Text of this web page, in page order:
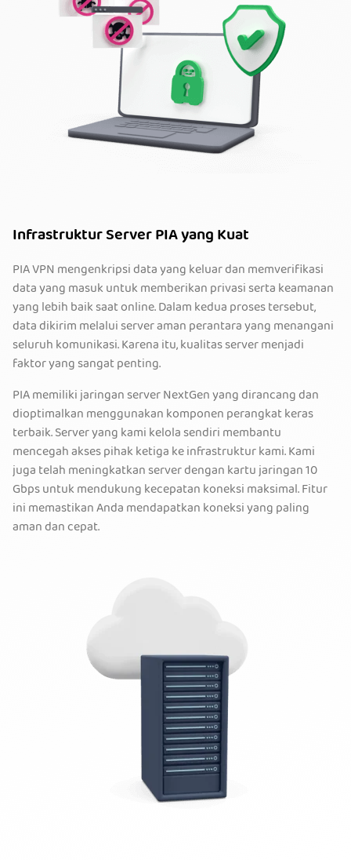
Infrastruktur Server PIA yang Kuat
PIA VPN mengenkripsi data yang keluar dan memverifikasi
data yang masuk untuk memberikan privasi serta keamanan
yang lebih baik saat online. Dalam kedua proses tersebut,
data dikirim melalui server aman perantara yang menangani
seluruh komunikasi. Karena itu, kualitas server menjadi
faktor yang sangat penting.
PIA memiliki jaringan server NextGen yang dirancang dan
dioptimalkan menggunakan komponen perangkat keras
terbaik. Server yang kami kelola sendiri membantu
mencegah akses pihak ketiga ke infrastruktur kami. Kami
juga telah meningkatkan server dengan kartu jaringan 10
Gbps untuk mendukung kecepatan koneksi maksimal. Fitur
ini memastikan Anda mendapatkan koneksi yang paling
aman dan cepat.